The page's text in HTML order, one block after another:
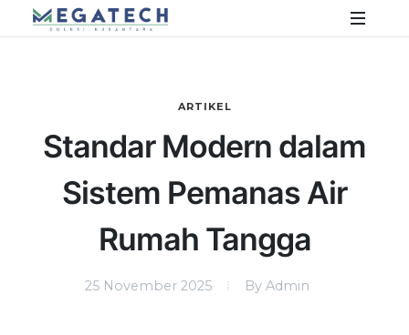
ARTIKEL
Standar Modern dalam
Sistem Pemanas Air
Rumah Tangga
25 November 2025 By Admin